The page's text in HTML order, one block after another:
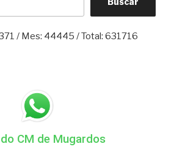
/ Mes: 44445 / Total: 631716
CM de Mugardos